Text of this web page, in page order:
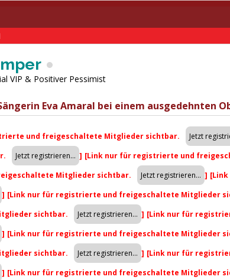
VIP & Positiver Pessimist
Eva Amaral bei einem ausgedehnten
und freigeschaltete Mitglieder sichtbar.
] [Link nur für registrierte und
Mitglieder sichtbar.
]
] [Link nur für registrierte und freigeschaltete Mitglieder
sichtbar.
] [Link nur für
] [Link nur für registrierte und freigeschaltete Mitglieder
sichtbar.
] [Link nur für
] [Link nur für registrierte und freigeschaltete Mitglieder